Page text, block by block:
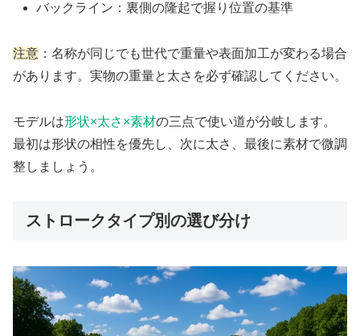
バックライン：裏側の隆起で握り位置の基準
注意 ：名称が同じでも世代で重量や表面加工が変わる場合
があります。実物の重量と太さを必ず確認してください。
モデルは形状×太さ×素材の三点で使い道が分岐します。
最初は形状の相性を優先し、次に太さ、最後に素材で微調
整しましょう。
ストロークタイプ別の選び分け